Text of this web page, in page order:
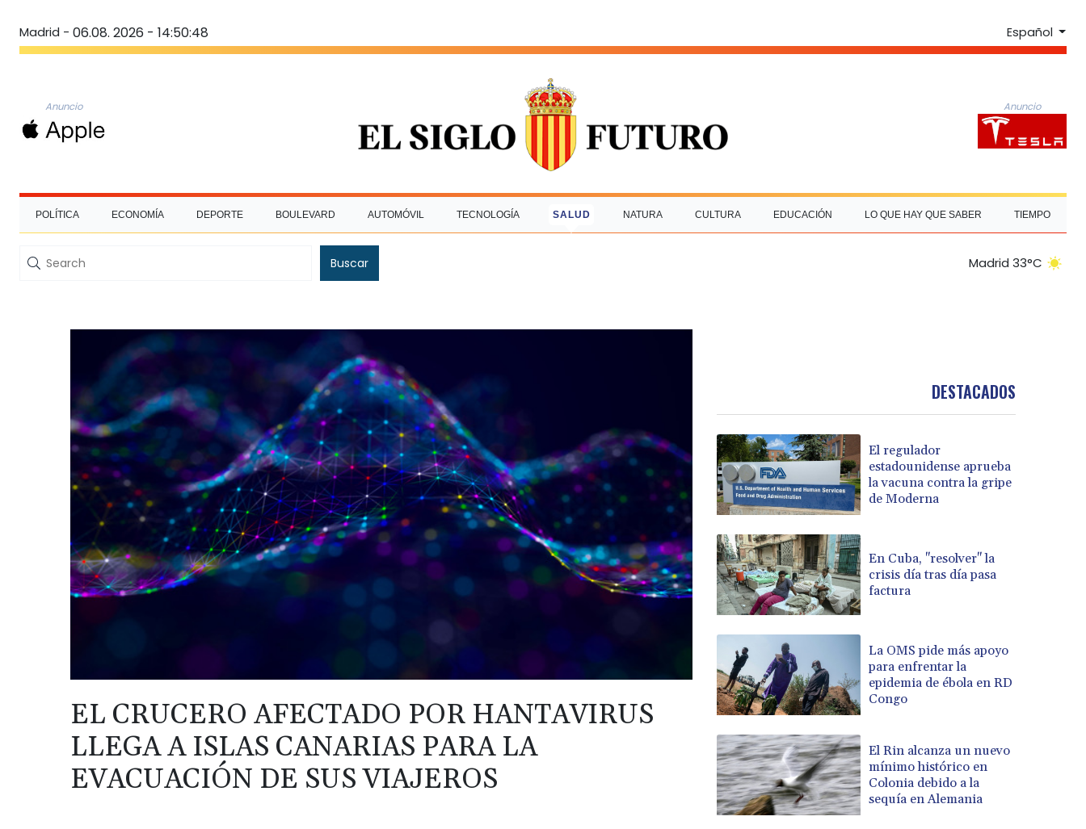
Madrid - 06.08. 2026 - 14:50:49 Español
Anuncio Anuncio
POLÍTICA ECONOMÍA DEPORTE BOULEVARD AUTOMÓVIL TECNOLOGÍA SALUD NATURA CULTURA EDUCACIÓN LO QUE HAY QUE SABER TIEMPO
Buscar Madrid 33°C
EL CRUCERO AFECTADO POR HANTAVIRUS
LLEGA A ISLAS CANARIAS PARA LA
EVACUACIÓN DE SUS VIAJEROS
DESTACADOS
El regulador
estadounidense aprueba
la vacuna contra la gripe
de Moderna
En Cuba, "resolver" la
crisis día tras día pasa
factura
La OMS pide más apoyo
para enfrentar la
epidemia de ébola en RD
Congo
El Rin alcanza un nuevo
mínimo histórico en
Colonia debido a la
sequía en Alemania